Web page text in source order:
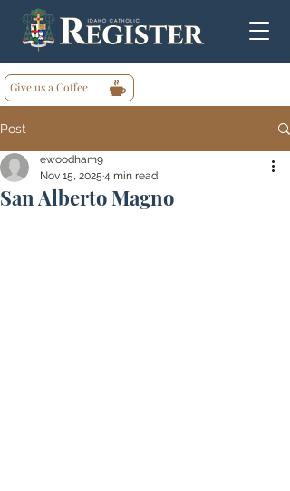
Give us a Coffee
Post
San Alberto Magno
ewoodham9
Nov 15, 2025 4 min read